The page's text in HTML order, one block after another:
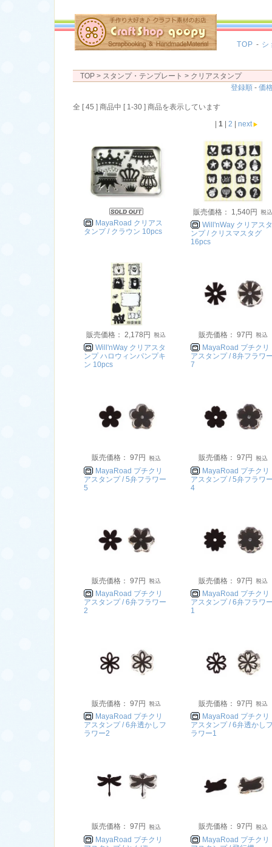
TOP - シ
TOP > スタンプ・テンプレート > クリアスタンプ
登録順 - 価
全 [ 45 ] 商品中 [ 1-30 ] 商品を表示しています
| 1| 2 | next
MayaRoad クリアス
タンプ / クラウン 10pcs
販売価格： 1,540円
Will'nWay クリアスタ
ンプ / クリスマスタグ
16pcs
販売価格： 2,178円
Will'nWay クリアスタ
ンプ ハロウィンパンプキ
ン 10pcs
販売価格： 97円
MayaRoad プチクリ
アスタンプ / 8弁フラワ
7
販売価格： 97円
MayaRoad プチクリ
アスタンプ / 5弁フラワー
5
販売価格： 97円
MayaRoad プチクリ
アスタンプ / 5弁フラワ
4
販売価格： 97円
MayaRoad プチクリ
アスタンプ / 6弁フラワー
2
販売価格： 97円
MayaRoad プチクリ
アスタンプ / 6弁フラワ
1
販売価格： 97円
MayaRoad プチクリ
アスタンプ / 6弁透かしフ
ラワー2
販売価格： 97円
MayaRoad プチクリ
アスタンプ / 6弁透かし
ラワー1
販売価格： 97円
MayaRoad プチクリ
販売価格： 97円
MayaRoad プチクリ